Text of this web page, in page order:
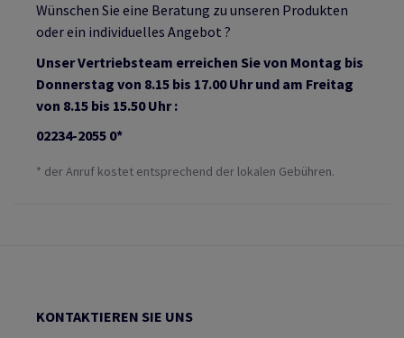
Wünschen Sie eine Beratung zu unseren Produkten
oder ein individuelles Angebot ?
Unser Vertriebsteam erreichen Sie von Montag bis
Donnerstag von 8.15 bis 17.00 Uhr und am Freitag
von 8.15 bis 15.50 Uhr :
02234-2055 0*
* der Anruf kostet entsprechend der lokalen Gebühren.
KONTAKTIEREN SIE UNS